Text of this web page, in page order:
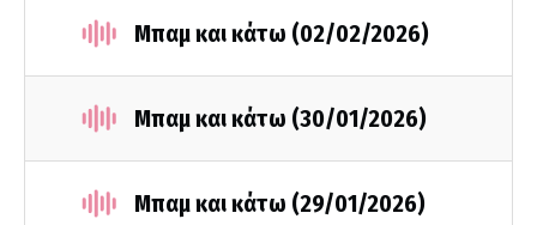
Μπαμ και κάτω (02/02/2026)
Μπαμ και κάτω (30/01/2026)
Μπαμ και κάτω (29/01/2026)